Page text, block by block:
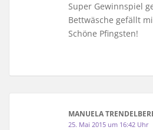
Super Gewinnspiel
Bettwäsche gefällt
Schöne Pfingsten!
MANUELA
25. Mai 2015 um 16:42 Uhr